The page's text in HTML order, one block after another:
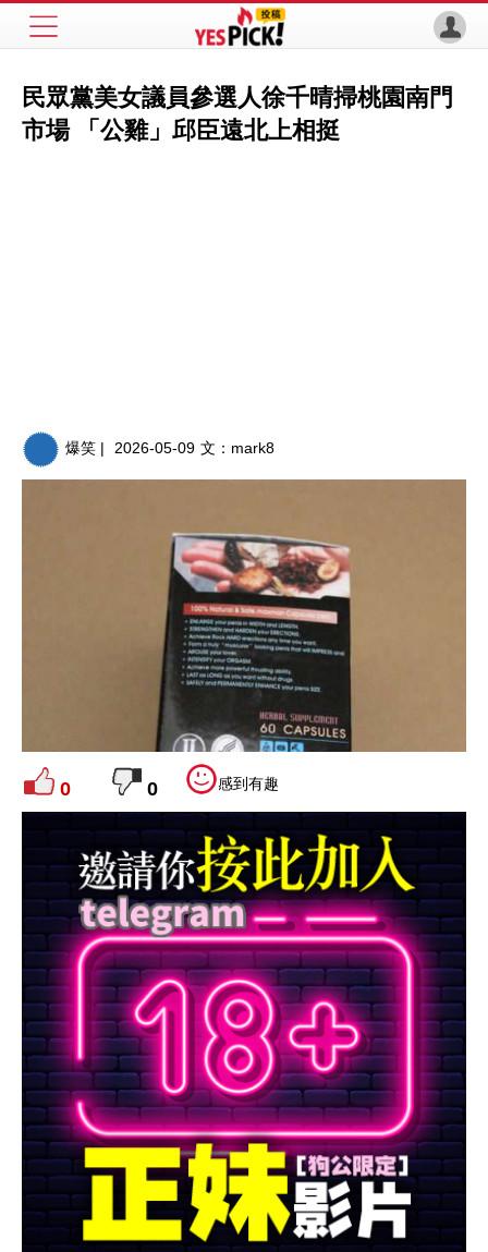
民眾黨美女議員參選人徐千晴掃桃園南門
市場 「公雞」邱臣遠北上相挺
爆笑 | 2026-05-09 文： mark8
0 0 感到有趣